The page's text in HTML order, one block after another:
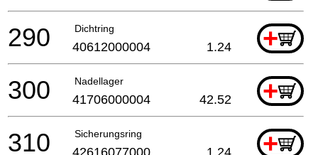
Dichtring +
290 40612000004 1.24
Nadellager +
300 41706000004 42.52
Sicherungsring +
310 42616077000 1.24